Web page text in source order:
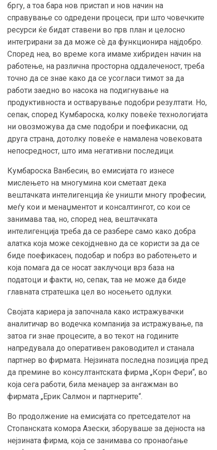
бргу, а тоа бара нов пристап и нов начин на
справување со одредени процеси, при што човечките
ресурси ќе бидат ставени во прв план и целосно
интегрирани за да може сѐ да функционира најдобро.
Според неа, во време кога имаме хибриден начин на
работење, на различна просторна оддалеченост, треба
точно да се знае како да се усогласи тимот за да
работи заедно во насока на подигнување на
продуктивноста и остварување подобри резултати. Но,
сепак, според Кумбароска, колку повеќе технологијата
ни овозможува да сме подобри и поефикасни, од
друга страна, дотолку повеќе е намалена човековата
непосредност, што има негативни последици.
Кумбароска Ванбесин, во емисијата го изнесе
мислењето на многумина кои сметаат дека
вештачката интелигенција ќе уништи многу професии,
меѓу кои и менаџментот и консалтингот, со кои се
занимава таа, но, според неа, вештачката
интелигенција треба да се разбере само како добра
алатка која може секојдневно да се користи за да се
биде поефикасен, подобар и побрз во работењето и
која помага да се носат заклучоци врз база на
податоци и факти, но, сепак, таа не може да биде
главната стратешка цел во носењето одлуки.
Својата кариера ја започнала како истражувачки
аналитичар во водечка компанија за истражување, па
затоа ги знае процесите, а во текот на годините
напредувала до оперативен раководител и станала
партнер во фирмата. Нејзината последна позиција пред
да премине во консултантската фирма „Корн Фери“, во
која сега работи, била менаџер за ангажман во
фирмата „Ерик Салмон и партнерите“.
Во продолжение на емисијата со претседателот на
Стопанската комора Азески, зборуваше за дејноста на
нејзината фирма, која се занимава со пронаоѓање